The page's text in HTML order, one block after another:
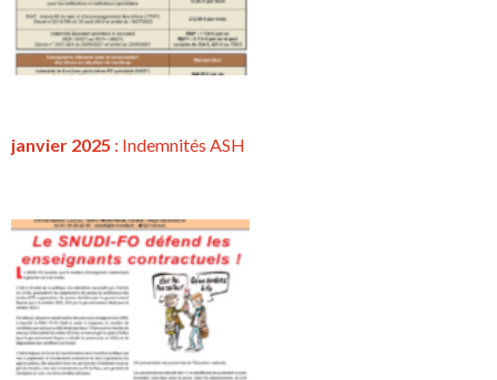
janvier 2025 : Indemnités ASH